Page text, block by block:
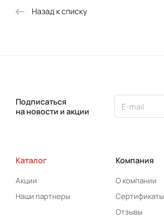
Назад к списку
Подписаться
на новости и акции
Каталог
Акции
Наши партнеры
Компания
О компании
Сертификаты
Отзывы